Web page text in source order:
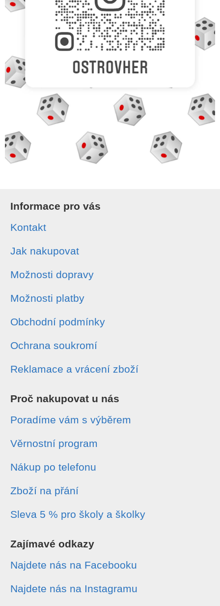
Informace pro vás
Kontakt
Jak nakupovat
Možnosti dopravy
Možnosti platby
Obchodní podmínky
Ochrana soukromí
Reklamace a vrácení zboží
Proč nakupovat u nás
Poradíme vám s výběrem
Věrnostní program
Nákup po telefonu
Zboží na přání
Sleva 5 % pro školy a školky
Zajímavé odkazy
Najdete nás na Facebooku
Najdete nás na Instagramu